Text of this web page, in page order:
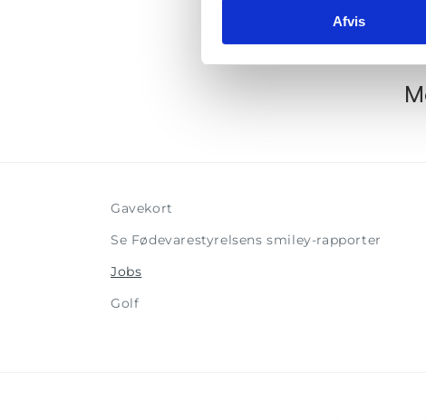
Afvis
Gavekort
Se Fødevarestyrelsens smiley-rapporter
Jobs
Golf